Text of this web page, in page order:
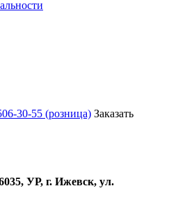
30-55 (розница) Заказать
УР, г. Ижевск, ул.